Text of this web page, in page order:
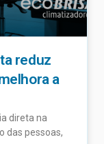
reduz
a
direta na
das pessoas,